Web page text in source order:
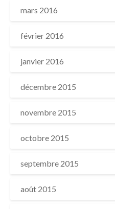
mars 2016
février 2016
janvier 2016
décembre 2015
novembre 2015
octobre 2015
septembre 2015
août 2015